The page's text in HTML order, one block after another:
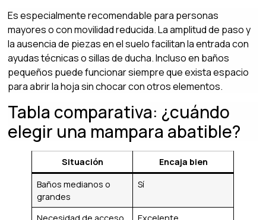
Es especialmente recomendable para personas
mayores o con movilidad reducida. La amplitud de paso y
la ausencia de piezas en el suelo facilitan la entrada con
ayudas técnicas o sillas de ducha. Incluso en baños
pequeños puede funcionar siempre que exista espacio
para abrir la hoja sin chocar con otros elementos.
Tabla comparativa: ¿cuándo
elegir una mampara abatible?
Situación
Encaja bien
Baños medianos o
grandes
Sí
Necesidad de acceso
Excelente